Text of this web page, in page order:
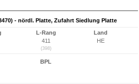
- nördl. Platte, Zufahrt Siedlung Platte
L-Rang
411
(398)
Land
HE
BPL